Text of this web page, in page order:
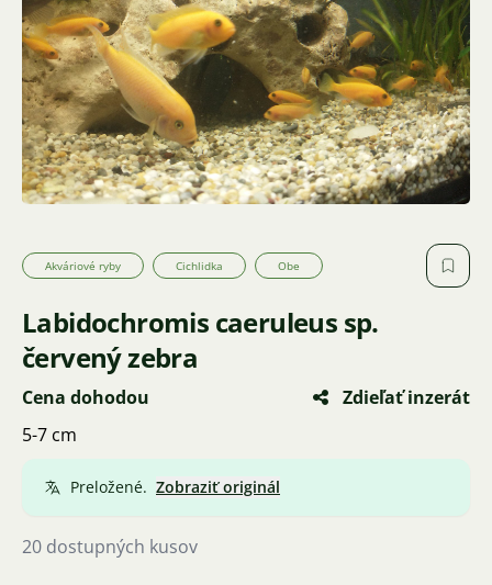
Akváriové ryby Cichlidka Obe
Labidochromis caeruleus sp.
červený zebra
Cena dohodou
Zdieľať inzerát
5-7 cm
Preložené. Zobraziť originál
20 dostupných kusov